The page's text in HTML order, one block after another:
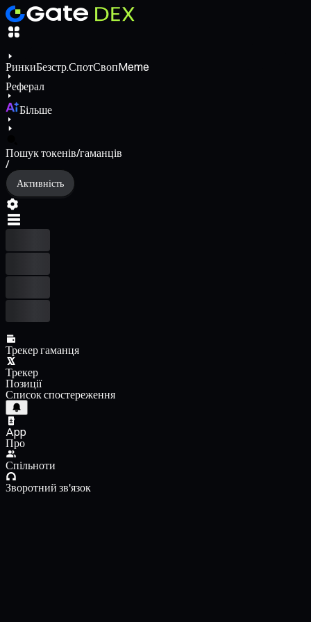
РинкиБезстр.СпотСвопMeme
Реферал
Більше
Пошук токенів/гаманців
/
Активність
Трекер гаманця
Трекер
Позиції
Список спостереження
App
Про
Спільноти
Зворотний зв'язок